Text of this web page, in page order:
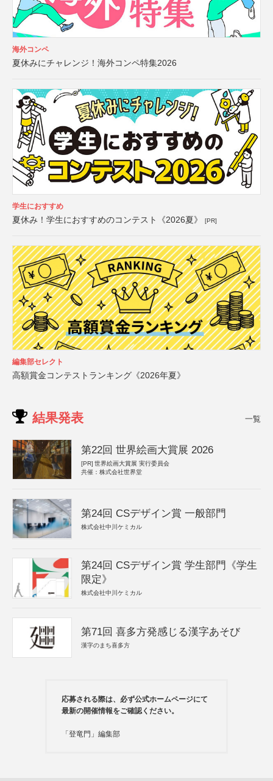
海外コンペ
夏休みにチャレンジ！海外コンペ特集2026
学生におすすめ
夏休み！学生におすすめのコンテスト《2026夏》 [PR]
編集部セレクト
高額賞金コンテストランキング《2026年夏》
結果発表 一覧
第22回 世界絵画大賞展 2026
[PR] 世界絵画大賞展 実行委員会
共催：株式会社世界堂
第24回 CSデザイン賞 一般部門
株式会社中川ケミカル
第24回 CSデザイン賞 学生部門《学生
限定》
株式会社中川ケミカル
第71回 喜多方発感じる漢字あそび
漢字のまち喜多方
応募される際は、必ず公式ホームページにて
最新の開催情報をご確認ください。
「登竜門」編集部